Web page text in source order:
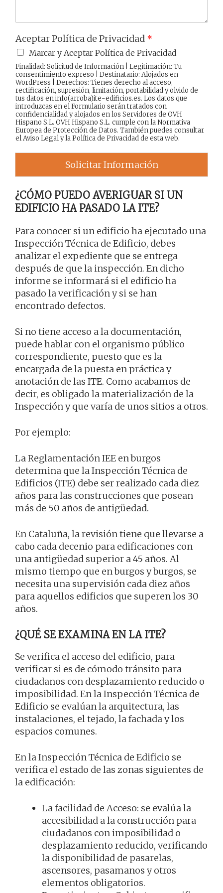
Aceptar Política de Privacidad *
Marcar y Aceptar Política de Privacidad
Finalidad: Solicitud de Información | Legitimación: Tu
consentimiento expreso | Destinatario: Alojados en
WordPress | Derechos: Tienes derecho al acceso,
rectificación, supresión, limitación, portabilidad y olvido de
tus datos en info(arroba)ite-edificios.es. Los datos que
introduzcas en el Formulario serán tratados con
confidencialidad y alojados en los Servidores de OVH
Hispano S.L. OVH Hispano S.L. cumple con la Normativa
Europea de Protección de Datos. También puedes consultar
elAviso Legaly laPolítica de Privacidadde esta web.
Solicitar Información
¿CÓMO PUEDO AVERIGUAR SI UN
EDIFICIO HA PASADO LA ITE?
Para conocer si un edificio ha ejecutado una
Inspección Técnica de Edificio, debes
analizar el expediente que se entrega
después de que la inspección. En dicho
informe se informará si el edificio ha
pasado la verificación y si se han
encontrado defectos.
Si no tiene acceso a la documentación,
puede hablar con el organismo público
correspondiente, puesto que es la
encargada de la puesta en práctica y
anotación de las ITE. Como acabamos de
decir, es obligado la materialización de la
Inspección y que varía de unos sitios a otros.
Por ejemplo:
La Reglamentación IEE en burgos
determina que la Inspección Técnica de
Edificios (ITE) debe ser realizado cada diez
años para las construcciones que posean
más de 50 años de antigüedad.
En Cataluña, la revisión tiene que llevarse a
cabo cada decenio para edificaciones con
una antigüedad superior a 45 años. Al
mismo tiempo que en burgos y burgos, se
necesita una supervisión cada diez años
para aquellos edificios que superen los 30
años.
¿QUÉ SE EXAMINA EN LA ITE?
Se verifica el acceso del edificio, para
verificar si es de cómodo tránsito para
ciudadanos con desplazamiento reducido o
imposibilidad. En la Inspección Técnica de
Edificio se evalúan la arquitectura, las
instalaciones, el tejado, la fachada y los
espacios comunes.
En la Inspección Técnica de Edificio se
verifica el estado de las zonas siguientes de
la edificación:
La facilidad de Acceso: se evalúa la
accesibilidad a la construcción para
ciudadanos con imposibilidad o
desplazamiento reducido, verificando
la disponibilidad de pasarelas,
ascensores, pasamanos y otros
elementos obligatorios.